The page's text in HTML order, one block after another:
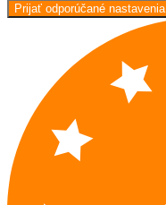
Prijať odporúčané nastavenia